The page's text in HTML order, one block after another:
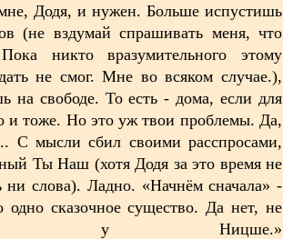
Додя, и нужен. Больше испустишь
(не вздумай спрашивать меня, что
никто вразумительного этому
не смог. Мне во всяком случае.),
на свободе. То есть - дома, если для
и тоже. Но это уж твои проблемы. Да,
С мысли сбил своими расспросами,
Ты Наш (хотя Додя за это время не
ни слова). Ладно. «Начнём сначала» -
одно сказочное существо. Да нет, не
у Ницше.»